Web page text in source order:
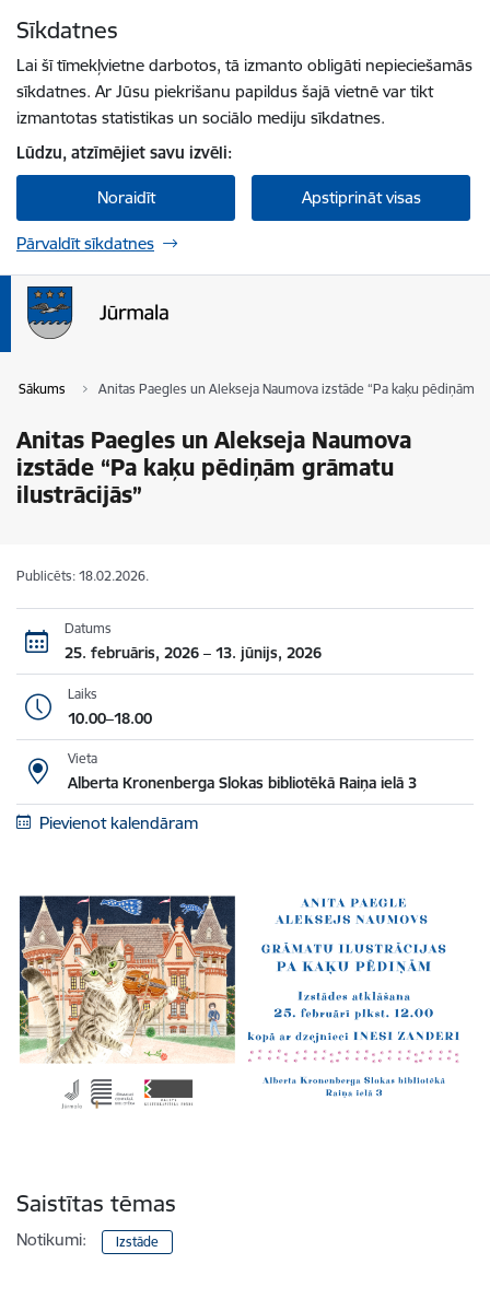
Sīkdatnes
Lai šī tīmekļvietne darbotos, tā izmanto obligāti nepieciešamās
sīkdatnes. Ar Jūsu piekrišanu papildus šajā vietnē var tikt
izmantotas statistikas un sociālo mediju sīkdatnes.
Lūdzu, atzīmējiet savu izvēli:
Noraidīt Apstiprināt visas
Pārvaldīt sīkdatnes
Sākums Anitas Paegles un Alekseja Naumova izstāde “Pa kaķu pēdiņām
Anitas Paegles un Alekseja Naumova
izstāde “Pa kaķu pēdiņām grāmatu
ilustrācijās”
Publicēts: 18.02.2026.
Datums
25. februāris, 2026 – 13. jūnijs, 2026
Laiks
10.00–18.00
Vieta
Alberta Kronenberga Slokas bibliotēkā Raiņa ielā 3
Pievienot kalendāram
Saistītas tēmas
Notikumi: Izstāde